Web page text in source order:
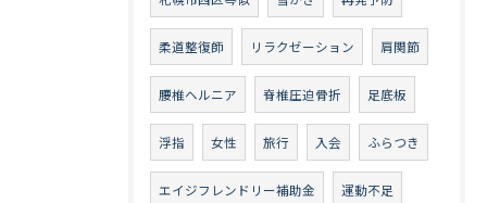
柔道整復師 リラクゼーション 肩関節
腰椎ヘルニア 脊椎圧迫骨折 足底板
浮指 女性 旅行 入会 ふらつき
エイジフレンドリー補助金 運動不足